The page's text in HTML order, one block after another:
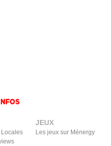
Locales
JEUX
Les jeux sur Ménergy